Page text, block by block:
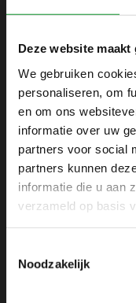
Deze website
We gebruiken
personaliseren, om
en om ons
informatie over uw
partners voor social
partners kunnen
informatie die u aan
verzameld op basis
Noodzakelijk